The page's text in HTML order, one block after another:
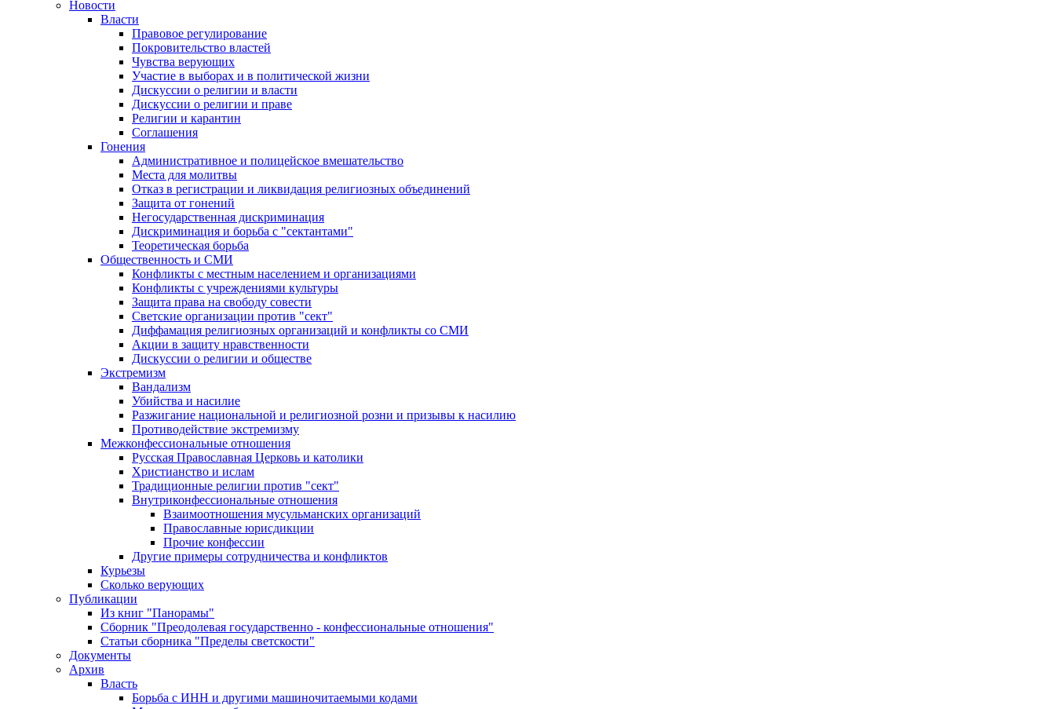
Новости
Власти
Правовое регулирование
Покровительство властей
Чувства верующих
Участие в выборах и в политической жизни
Дискуссии о религии и власти
Дискуссии о религии и праве
Религии и карантин
Соглашения
Гонения
Административное и полицейское вмешательство
Места для молитвы
Отказ в регистрации и ликвидация религиозных объединений
Защита от гонений
Негосударственная дискриминация
Дискриминация и борьба с "сектантами"
Теоретическая борьба
Общественность и СМИ
Конфликты с местным населением и организациями
Конфликты с учреждениями культуры
Защита права на свободу совести
Светские организации против "сект"
Диффамация религиозных организаций и конфликты со СМИ
Акции в защиту нравственности
Дискуссии о религии и обществе
Экстремизм
Вандализм
Убийства и насилие
Разжигание национальной и религиозной розни и призывы к насилию
Противодействие экстремизму
Межконфессиональные отношения
Русская Православная Церковь и католики
Христианство и ислам
Традиционные религии против "сект"
Внутриконфессиональные отношения
Взаимоотношения мусульманских организаций
Православные юрисдикции
Прочие конфессии
Другие примеры сотрудничества и конфликтов
Курьезы
Сколько верующих
Публикации
Из книг "Панорамы"
Сборник "Преодолевая государственно - конфессиональные отношения"
Статьи сборника "Пределы светскости"
Документы
Архив
Власть
Борьба с ИНН и другими машиночитаемыми кодами